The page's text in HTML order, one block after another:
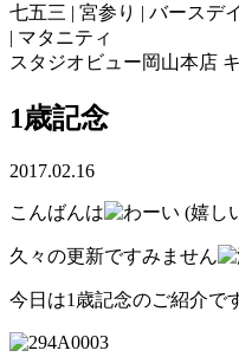
七五三 | 宮参り | バースデ
| マタニティ
スタジオビュー岡山本店
1歳記念
2017.02.16
こんばんは
久々の更新ですみません
今日は1歳記念のご紹介で